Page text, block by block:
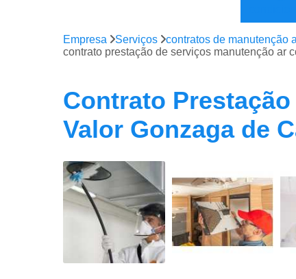
Sistemas
Empresa Serviços contratos de manutenção
contrato prestação de serviços manutenção ar
Contrato
Valor Gonzaga de